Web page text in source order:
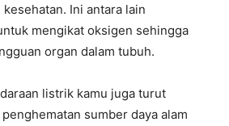
Ini antara lain
mengikat oksigen sehingga
organ dalam tubuh.
listrik kamu juga turut
sumber daya alam